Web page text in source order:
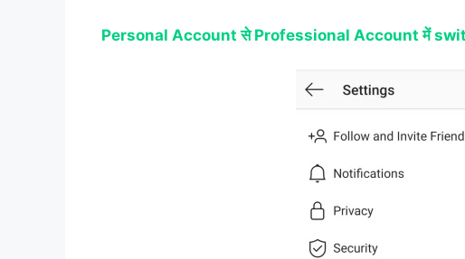
Personal Account से Professional Account में